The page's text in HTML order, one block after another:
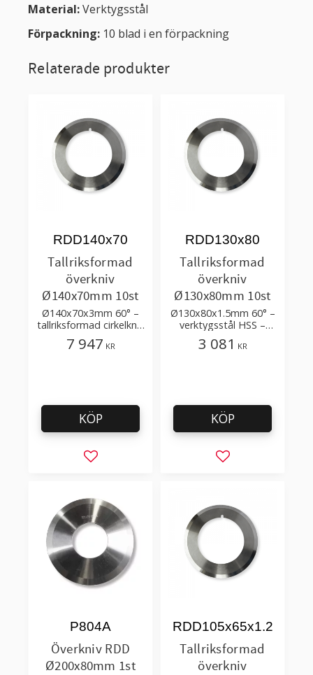
Material:Verktygsstål
Förpackning: 10 blad i en förpackning
Relaterade produkter
Tallriksformad
överkniv
Ø140x70mm 10st
Ø140x70x3mm 60° –
tallriksformad cirkelkniv
i verktygsstål HSS -
ensidig dubbelslipning
RDD140x70
7 947 KR
Lägg till i favoriter
KÖP
Tallriksformad
överkniv
Ø130x80mm 10st
Ø130x80x1.5mm 60° –
verktygsstål HSS –
ensidig dubbelslipning
RDD130x80
3 081 KR
Lägg till i
KÖP
Överkniv RDD
Ø200x80mm 1st
P804A
Tallriksformad
överkniv
RDD105x65x1.2